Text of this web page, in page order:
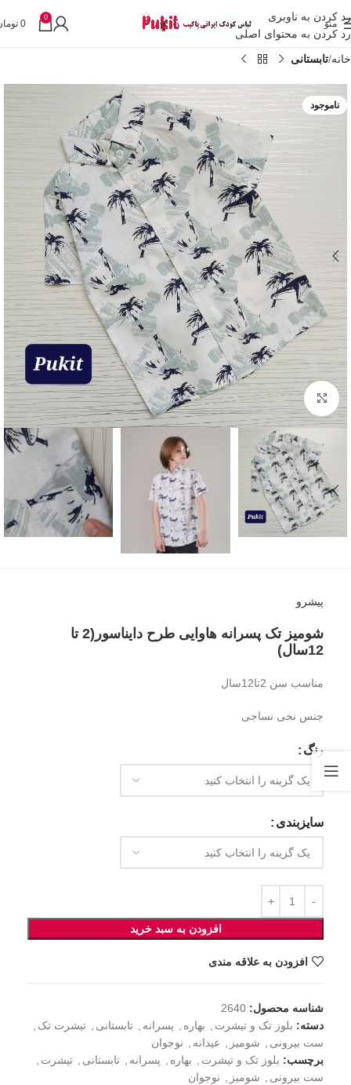
رد کردن به ناوبری
رد کردن به محتوای اصلی
منو
0
0
خانه تابستانی
ناموجود
بزرگنمایی تصویر
پیشرو
شومیز تک پسرانه هاوایی طرح دایناسور(2 تا
12سال)
مناسب سن 2تا12سال
جنس نخی نساجی
رنگ
سایزبندی
افزودن به سبد خرید
افزودن به علاقه مندی
شناسه محصول: 2640
دسته: بلوز تک و تیشرت بهاره پسرانه تابستانی تیشرت تک
ست بیرونی
شومیز عیدانه
نوجوان
برچسب: بلوز تک و تیشرت بهاره پسرانه تابستانی تیشرت
ست بیرونی
شومیز نوجوان